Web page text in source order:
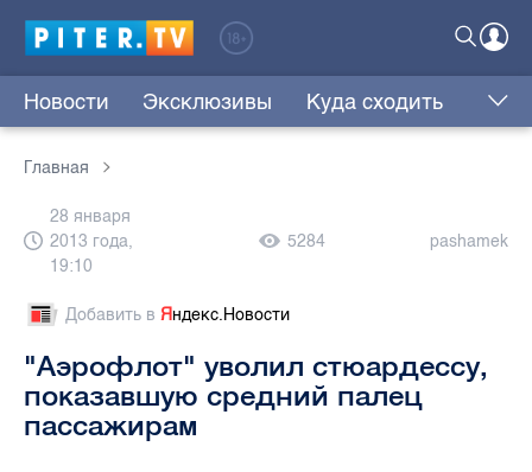
Новости Эксклюзивы Куда сходить
Главная
28 января
2013 года,
19:10
5284 pashamek
Добавить в Яндекс.Новости
"Аэрофлот" уволил стюардессу,
показавшую средний палец
пассажирам